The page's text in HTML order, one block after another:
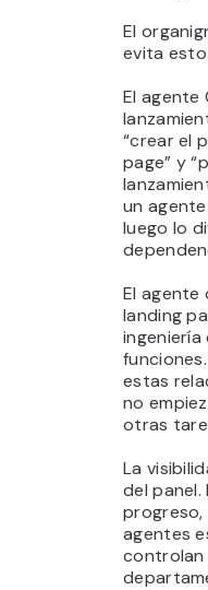
El
evita
El agente
“crear el
page” y
un
luego lo
El agente
landing
estas
no
otras
La
del
progreso,
agentes
controlan